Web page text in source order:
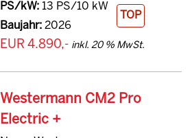
PS/kW:13 PS/10 kW
Baujahr:2026
TOP
EUR 4.890,- inkl. 20 % MwSt.
Westermann CM2 Pro
Electric +